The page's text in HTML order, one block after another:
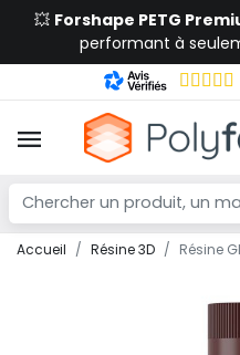
💥 Forshape PETG
performant à
Accueil Résine 3D Résine